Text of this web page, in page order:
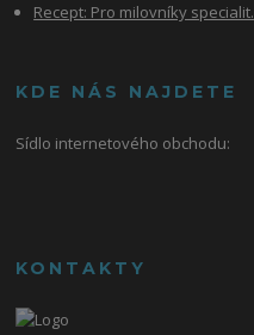
Recept: Pro milovníky specialit.
KDE NÁS NAJDETE
Sídlo internetového obchodu:
KONTAKTY